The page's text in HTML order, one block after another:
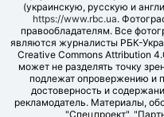
(украинскую, русскую и
https://www.rbc.ua.
правообладателям. Все
являются журналисты РБК-
Creative Commons Attribution
может не разделять точку
подлежат опровержению и
достоверность и
рекламодатель. Материалы,
"Спецпроект",